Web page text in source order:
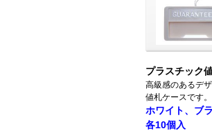
プラスチック
高級感のあるデ
値札ケースです。
ホワイト、ブ
各10個入